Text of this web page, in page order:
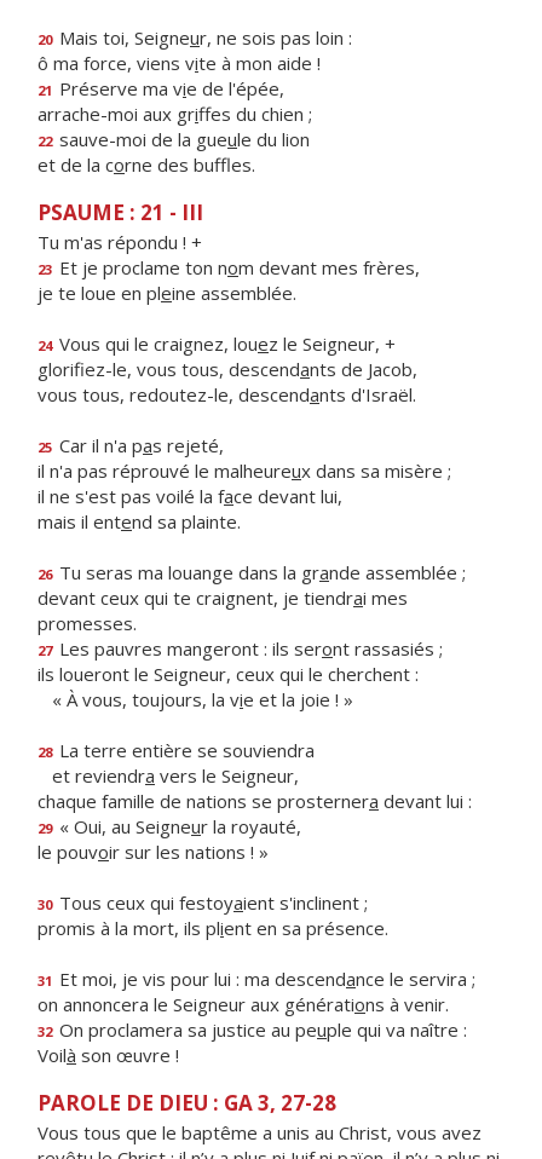
20 Mais toi, Seigneur, ne sois pas loin :
ô ma force, viens vite à mon aide !
21 Préserve ma vie de l'épée,
arrache-moi aux griffes du chien ;
22 sauve-moi de la gueule du lion
et de la corne des buffles.
PSAUME : 21 - III
Tu m'as répondu ! +
23 Et je proclame ton nom devant mes frères,
je te loue en pleine assemblée.
24 Vous qui le craignez, louez le Seigneur, +
glorifiez-le, vous tous, descendants de Jacob,
vous tous, redoutez-le, descendants d'Israël.
25 Car il n'a pas rejeté,
il n'a pas réprouvé le malheureux dans sa misère ;
il ne s'est pas voilé la face devant lui,
mais il entend sa plainte.
26 Tu seras ma louange dans la grande assemblée ;
devant ceux qui te craignent, je tiendrai mes
promesses.
27 Les pauvres mangeront : ils seront rassasiés ;
ils loueront le Seigneur, ceux qui le cherchent :
« À vous, toujours, la vie et la joie ! »
28 La terre entière se souviendra
et reviendra vers le Seigneur,
chaque famille de nations se prosternera devant lui :
29 « Oui, au Seigneur la royauté,
le pouvoir sur les nations ! »
30 Tous ceux qui festoyaient s'inclinent ;
promis à la mort, ils plient en sa présence.
31 Et moi, je vis pour lui : ma descendance le servira ;
on annoncera le Seigneur aux générations à venir.
32 On proclamera sa justice au peuple qui va naître :
Voilà son œuvre !
PAROLE DE DIEU : GA 3, 27-28
Vous tous que le baptême a unis au Christ, vous avez